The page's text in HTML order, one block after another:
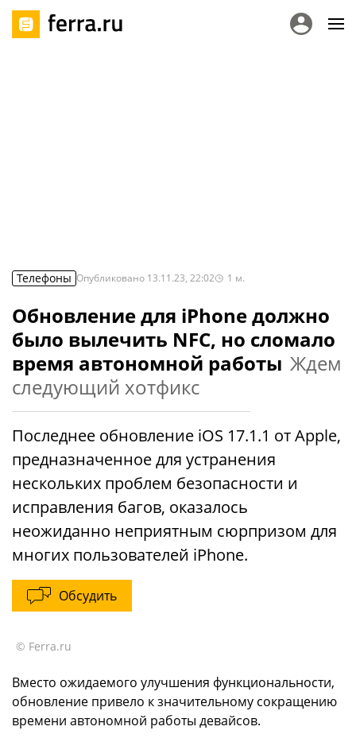
Телефоны Опубликовано 13.11.23, 22:02 1 м.
Обновление для iPhone должно
было вылечить NFC, но сломало
время автономной работы Ждем
следующий хотфикс
Последнее обновление iOS 17.1.1 от Apple,
предназначенное для устранения
нескольких проблем безопасности и
исправления багов, оказалось
неожиданно неприятным сюрпризом для
многих пользователей iPhone.
Обсудить
© Ferra.ru
Вместо ожидаемого улучшения функциональности,
обновление привело к значительному сокращению
времени автономной работы девайсов.